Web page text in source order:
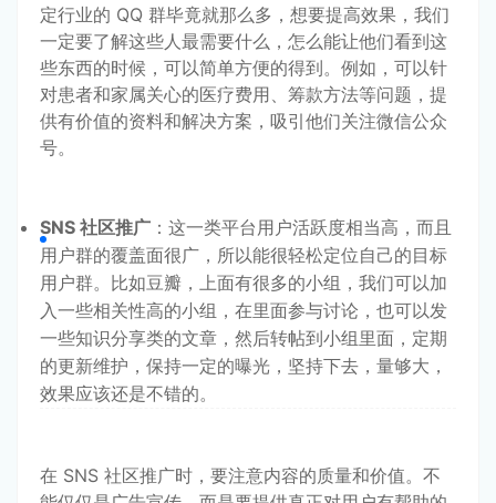
定行业的 QQ 群毕竟就那么多，想要提高效果，我们
一定要了解这些人最需要什么，怎么能让他们看到这
些东西的时候，可以简单方便的得到。例如，可以针
对患者和家属关心的医疗费用、筹款方法等问题，提
供有价值的资料和解决方案，吸引他们关注微信公众
号。
SNS 社区推广 ：这一类平台用户活跃度相当高，而且
用户群的覆盖面很广，所以能很轻松定位自己的目标
用户群。比如豆瓣，上面有很多的小组，我们可以加
入一些相关性高的小组，在里面参与讨论，也可以发
一些知识分享类的文章，然后转帖到小组里面，定期
的更新维护，保持一定的曝光，坚持下去，量够大，
效果应该还是不错的。
在 SNS 社区推广时，要注意内容的质量和价值。不